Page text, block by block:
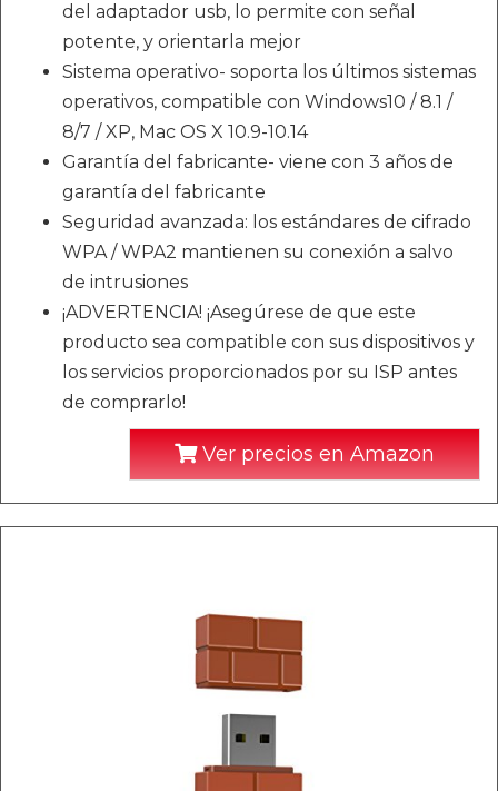
del adaptador usb, lo permite con señal
potente, y orientarla mejor
Sistema operativo- soporta los últimos sistemas
operativos, compatible con Windows10 / 8.1 /
8/7 / XP, Mac OS X 10.9-10.14
Garantía del fabricante- viene con 3 años de
garantía del fabricante
Seguridad avanzada: los estándares de cifrado
WPA / WPA2 mantienen su conexión a salvo
de intrusiones
¡ADVERTENCIA! ¡Asegúrese de que este
producto sea compatible con sus dispositivos y
los servicios proporcionados por su ISP antes
de comprarlo!
Ver precios en Amazon